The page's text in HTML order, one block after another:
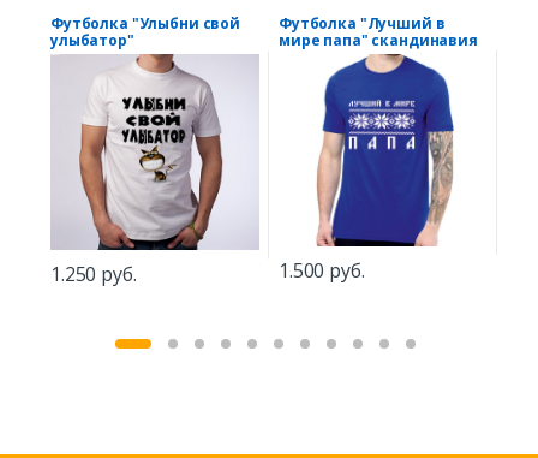
Футболка "Улыбни свой
улыбатор"
1.250 руб.
Футболка "Лучший в
мире папа" скандинавия
1.500 руб.